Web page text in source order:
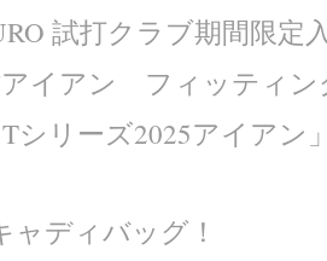
試打クラブ期間限定
アイアン フィッティン
シリーズ2025アイアン
ャディバッグ！